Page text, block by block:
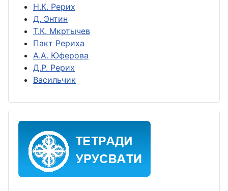
Н.К. Рерих
Д. Энтин
Т.К. Мкртычев
Пакт Рериха
А.А. Юферова
Д.Р. Рерих
Васильчик